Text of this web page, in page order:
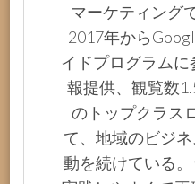
マーケティング
2017年から
イドプログラム
報提供、観覧数
のトップクラス
て、地域のビジ
動を続けている。